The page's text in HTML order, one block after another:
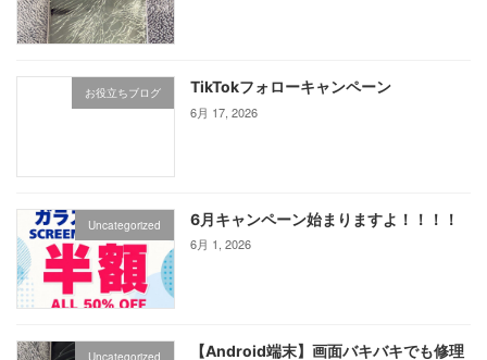
お役立ちブログ TikTokフォローキャンペーン
6月 17, 2026
Uncategorized 6月キャンペーン始まりますよ！！！！
6月 1, 2026
Uncategorized
【Android端末】画面バキバキでも修理